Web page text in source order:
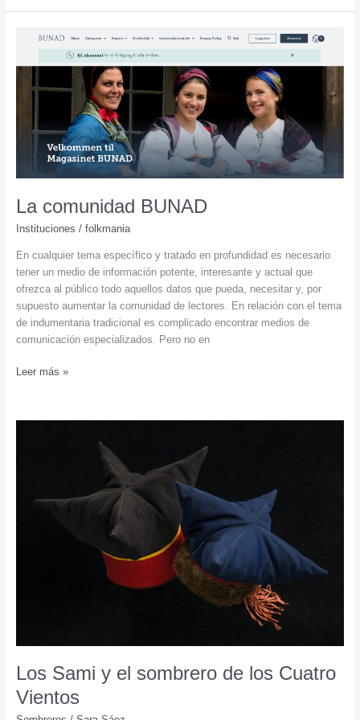
o
bunad
La comunidad BUNAD
Instituciones / folkmania
En cualquier tema específico y tratado en profundidad es necesario
tener un medio de información potente, interesante y actual que
ofrezca al público todo aquellos datos que pueda, necesitar y, por
supuesto aumentar la comunidad de lectores. En relación con el tema
de indumentaria tradicional es complicado encontrar medios de
comunicación especializados. Pero no en
La
Leer más »
Los Sami y el sombrero de los Cuatro
Vientos